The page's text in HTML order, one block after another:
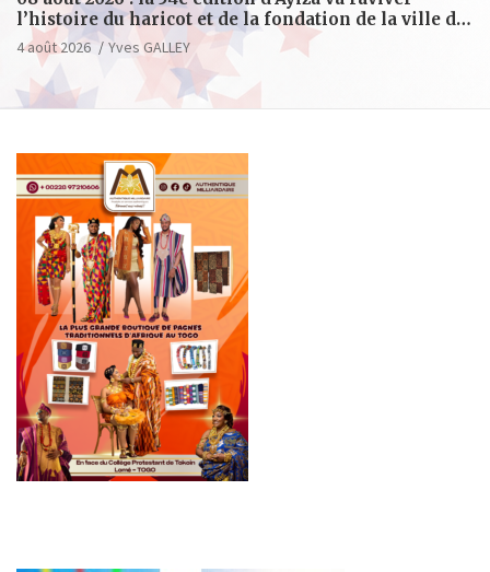
l’histoire du haricot et de la fondation de la ville de
Tsévié
4 août 2026 Yves GALLEY